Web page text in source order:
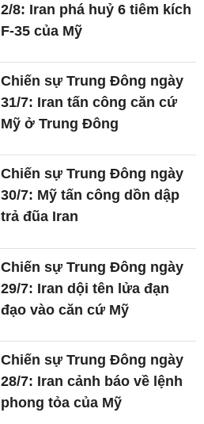
2/8: Iran phá huỷ 6 tiêm kích
F-35 của Mỹ
Chiến sự Trung Đông ngày
31/7: Iran tấn công căn cứ
Mỹ ở Trung Đông
Chiến sự Trung Đông ngày
30/7: Mỹ tấn công dồn dập
trả đũa Iran
Chiến sự Trung Đông ngày
29/7: Iran dội tên lửa đạn
đạo vào căn cứ Mỹ
Chiến sự Trung Đông ngày
28/7: Iran cảnh báo về lệnh
phong tỏa của Mỹ